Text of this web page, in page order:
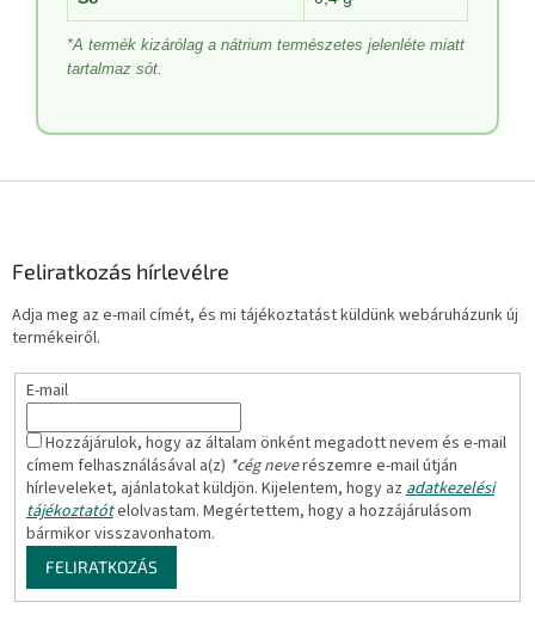
*A termék kizárólag a nátrium természetes jelenléte miatt
tartalmaz sót.
Feliratkozás hírlevélre
Adja meg az e-mail címét, és mi tájékoztatást küldünk webáruházunk új
termékeiről.
E-mail
Hozzájárulok, hogy az általam önként megadott nevem és e-mail
címem felhasználásával a(z) *cég neverészemre e-mail útján
hírleveleket, ajánlatokat küldjön. Kijelentem, hogy az adatkezelési
tájékoztatótelolvastam. Megértettem, hogy a hozzájárulásom
bármikor visszavonhatom.
FELIRATKOZÁS